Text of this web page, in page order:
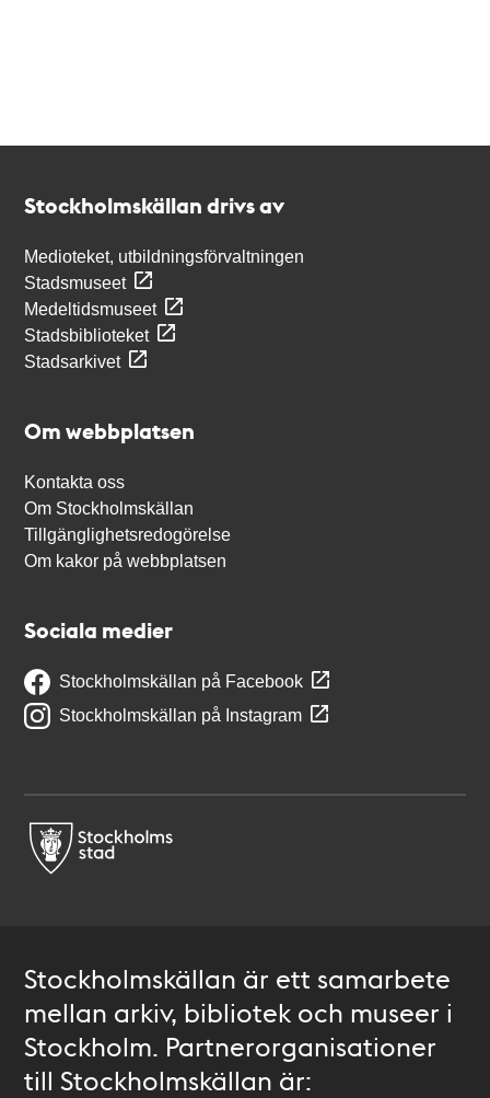
Stockholmskällan drivs av
Medioteket, utbildningsförvaltningen
Stadsmuseet
Medeltidsmuseet
Stadsbiblioteket
Stadsarkivet
Om webbplatsen
Kontakta oss
Om Stockholmskällan
Tillgänglighetsredogörelse
Om kakor på webbplatsen
Sociala medier
Stockholmskällan på Facebook
Stockholmskällan på Instagram
Stockholmskällan är ett samarbete
mellan arkiv, bibliotek och museer i
Stockholm. Partnerorganisationer
till Stockholmskällan är: